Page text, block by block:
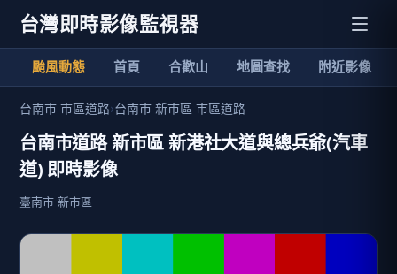
台灣即時影像監視器
颱風動態 首頁 合歡山 地圖查找 附近影像
台南市 市區道路›台南市 新市區 市區道路
台南市道路 新市區 新港社大道與總兵爺(汽車
道) 即時影像
臺南市 新市區